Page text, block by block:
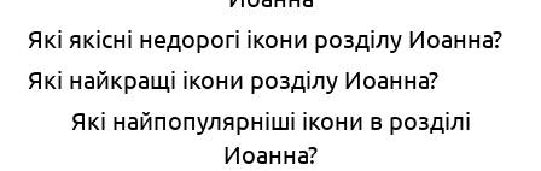
Які якісні недорогі ікони розділу Иоанна?
Які найкращі ікони розділу Иоанна?
Які найпопулярніші ікони в розділі
Иоанна?